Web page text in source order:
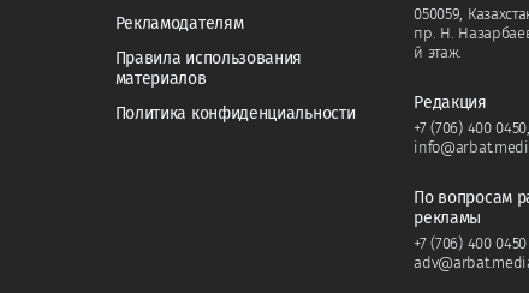
Рекламодателям
Правила использования
материалов
Политика конфиденциальности
050059,
пр. Н.
й этаж.
Редакция
+7 (706) 400 0450
По вопросам
рекламы
+7 (706) 400 0450